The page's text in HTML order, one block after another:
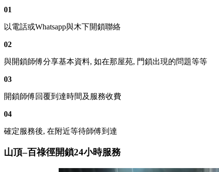
01
以電話或Whatsapp與木下開鎖聯絡
02
與開鎖師傅分享基本資料, 如在那屋苑, 門鎖出現的問題等等
03
開鎖師傅回覆到達時間及服務收費
04
確定服務後, 在附近等待師傅到達
山頂–百祿徑開鎖24小時服務